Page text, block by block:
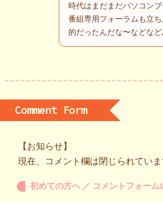
時代はまだまだパソコン
番組専用フォーラムも立
的だったんだな〜などなど
Comment Form
【お知らせ】
現在、コメント欄は閉じられていま
初めての方へ ／ コメントフォーム